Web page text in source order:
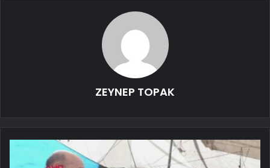
ZEYNEP TOPAK